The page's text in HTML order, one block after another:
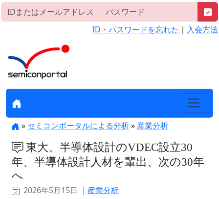
ID・パスワードを忘れた ｜ 入会方法
» セミコンポータルによる分析» 産業分析
東大、半導体設計のVDEC設立30
年、半導体設計人材を輩出、次の30年
へ
2026年5月15日 ｜ 産業分析